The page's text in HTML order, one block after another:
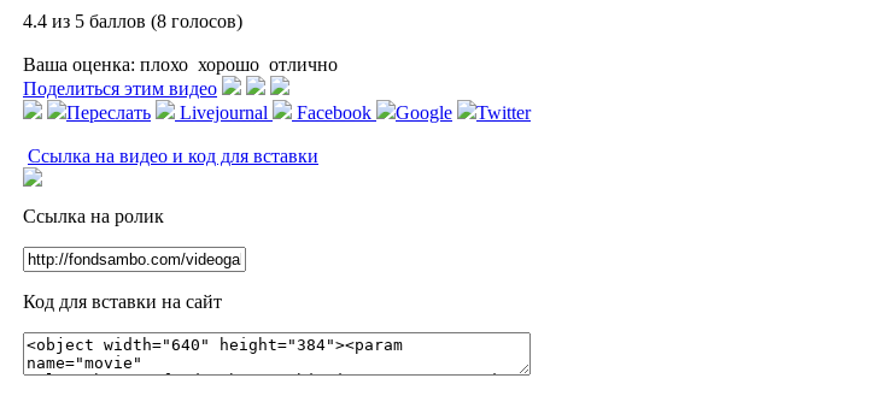
4.4 из 5 баллов (8 голосов)
Ваша оценка: плохо хорошо отлично
Поделиться этим видео
Переслать
Livejournal Facebook Google Twitter
Ссылка на видео и код для вставки
Ссылка на ролик
Код для вставки на сайт